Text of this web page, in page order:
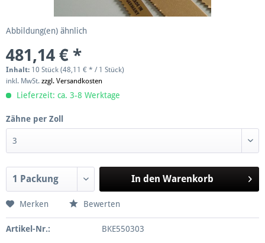
Abbildung(en) ähnlich
481,14 € *
Inhalt: 10 Stück (48,11 € * / 1 Stück)
inkl. MwSt. zzgl. Versandkosten
Lieferzeit: ca. 3-8 Werktage
Zähne per Zoll
In den Warenkorb
Merken Bewerten
Artikel-Nr.: BKE550303